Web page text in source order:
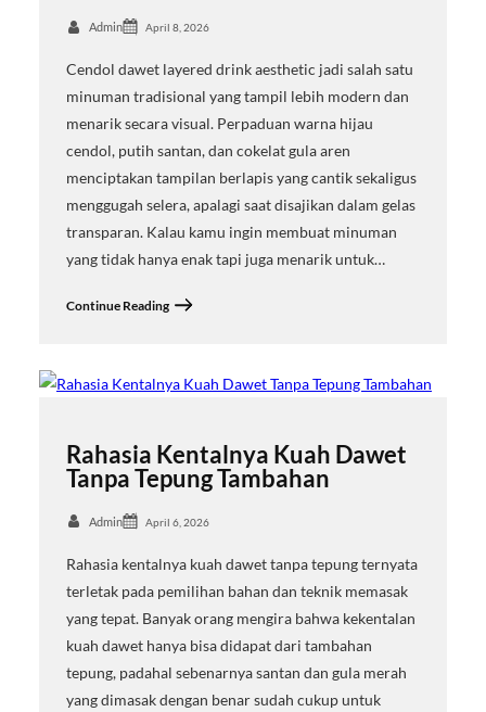
Admin April 8, 2026
Cendol dawet layered drink aesthetic jadi salah satu
minuman tradisional yang tampil lebih modern dan
menarik secara visual. Perpaduan warna hijau
cendol, putih santan, dan cokelat gula aren
menciptakan tampilan berlapis yang cantik sekaligus
menggugah selera, apalagi saat disajikan dalam gelas
transparan. Kalau kamu ingin membuat minuman
yang tidak hanya enak tapi juga menarik untuk…
Continue Reading
Rahasia Kentalnya Kuah Dawet
Tanpa Tepung Tambahan
Admin April 6, 2026
Rahasia kentalnya kuah dawet tanpa tepung ternyata
terletak pada pemilihan bahan dan teknik memasak
yang tepat. Banyak orang mengira bahwa kekentalan
kuah dawet hanya bisa didapat dari tambahan
tepung, padahal sebenarnya santan dan gula merah
yang dimasak dengan benar sudah cukup untuk